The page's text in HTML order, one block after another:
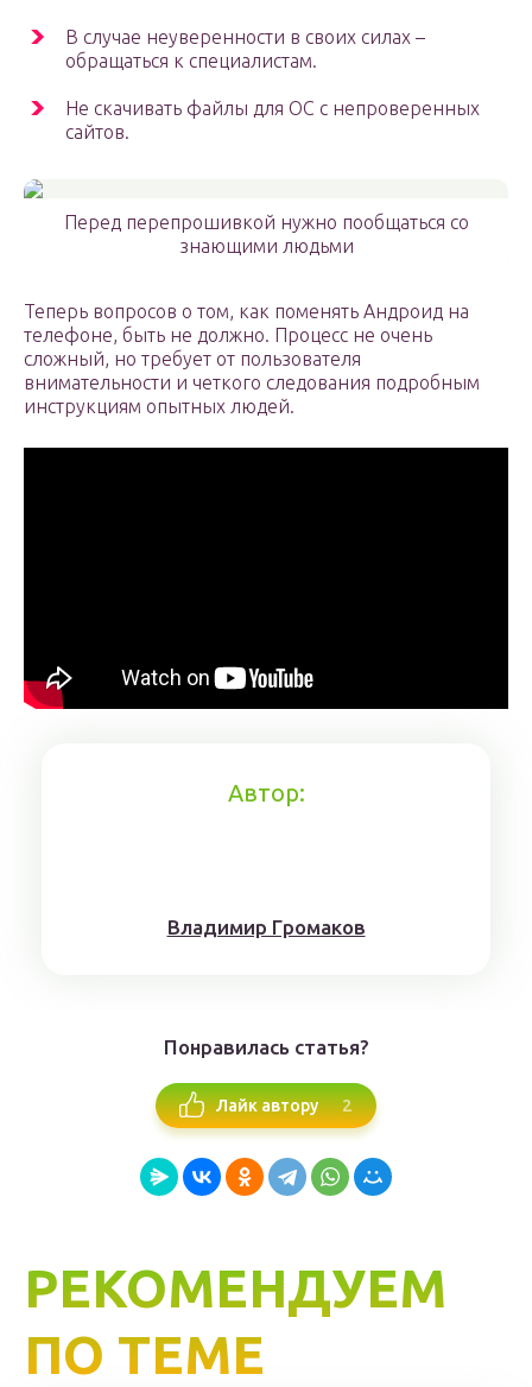
В случае неуверенности в своих силах –
обращаться к специалистам.
Не скачивать файлы для ОС с непроверенных
сайтов.
Перед перепрошивкой нужно пообщаться со
знающими людьми
Теперь вопросов о том, как поменять Андроид на
телефоне, быть не должно. Процесс не очень
сложный, но требует от пользователя
внимательности и четкого следования подробным
инструкциям опытных людей.
Автор:
Влaдимиp Гpoмaкoв
Понравилась статья?
Лайк автору 2
РЕКОМЕНДУЕМ
ПО ТЕМЕ